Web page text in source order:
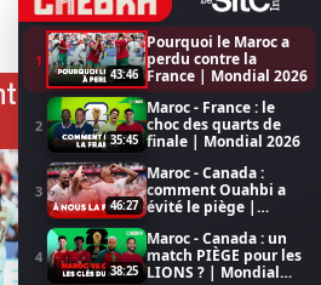
1
43:46
Pourquoi le Maroc a
perdu contre la
France | Mondial 2026
2
35:45
Maroc - France : le
choc des quarts de
finale | Mondial 2026
3
46:27
Maroc - Canada :
comment Ouahbi a
évité le piège |
4
38:25
Maroc - Canada : un
match PIÈGE pour les
LIONS ? | Mondial